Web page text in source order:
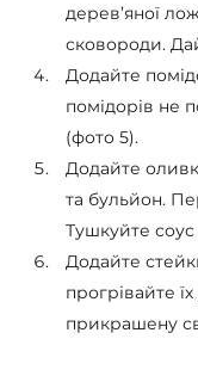
дерев’яної
сковороди.
Додайте
помідорів не
(фото 5).
Додайте
та бульйон.
Тушкуйте
Додайте
прогрівайте
прикрашену